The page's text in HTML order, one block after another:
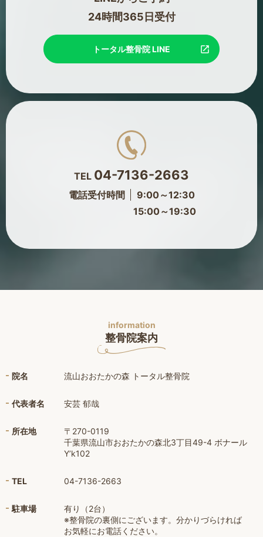
24時間365日受付
トータル整骨院 LINE
TEL 04-7136-2663
電話受付時間
9:00～12:30
15:00～19:30
information
整骨院案内
院名 流山おおたかの森 トータル整骨院
代表者名 安芸 郁哉
所在地
〒270-0119
千葉県流山市おおたかの森北3丁目49-4 ボナール
Y’k102
TEL 04-7136-2663
駐車場
有り（2台）
※整骨院の裏側にございます。分かりづらければ
お気軽にお電話ください。